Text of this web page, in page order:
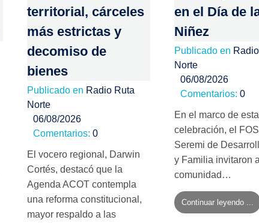
territorial, cárceles
más estrictas y
decomiso de
bienes
Publicado en Radio Ruta
Norte
06/08/2026
Comentarios: 0
El vocero regional, Darwin
Cortés, destacó que la
Agenda ACOT contempla
una reforma constitucional,
mayor respaldo a las
en el Día de
Niñez
Publicado en
Norte
06/08/2026
Comentarios: 0
En el marco de esta
celebración, el
Seremi de
y Familia invitaron
comunidad…
Continuar leyendo ...